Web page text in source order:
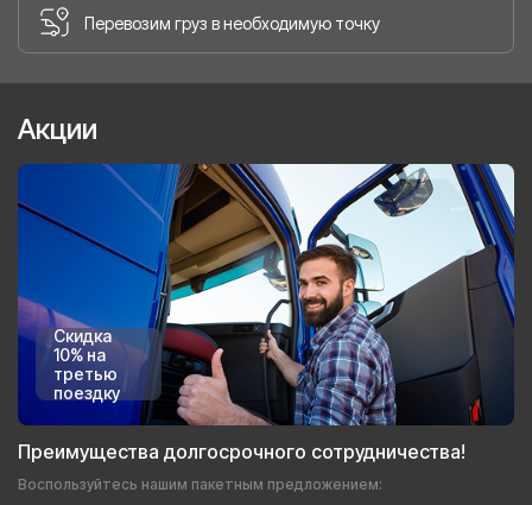
Перевозим груз в необходимую точку
Акции
Скидка
10% на
третью
поездку
Преимущества долгосрочного сотрудничества!
Воспользуйтесь нашим пакетным предложением: